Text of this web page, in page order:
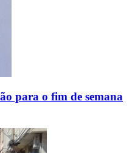
para o fim de semana